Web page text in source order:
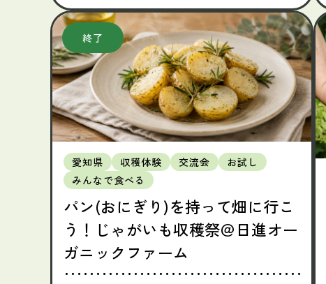
愛知県 収穫体験 交流会
お試し
みんなで食べる
パン(おにぎり)を持って畑に行こ
う！じゃがいも収穫祭＠日進オー
ガニックファーム